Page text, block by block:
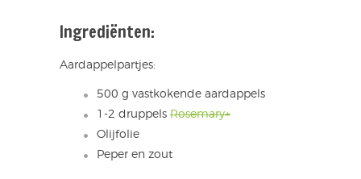
Ingrediënten:
Aardappelpartjes:
500 g vastkokende aardappels
1-2 druppels Rosemary+
Olijfolie
Peper en zout